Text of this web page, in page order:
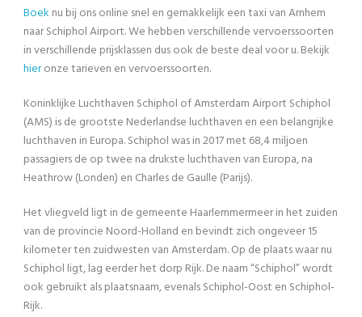
Boek nu bij ons online snel en gemakkelijk een taxi van Arnhem
naar Schiphol Airport. We hebben verschillende vervoerssoorten
in verschillende prijsklassen dus ook de beste deal voor u. Bekijk
hieronze tarieven en vervoerssoorten.
Koninklijke Luchthaven Schiphol of Amsterdam Airport Schiphol
(AMS) is de grootste Nederlandse luchthaven en een belangrijke
luchthaven in Europa. Schiphol was in 2017 met 68,4 miljoen
passagiers de op twee na drukste luchthaven van Europa, na
Heathrow (Londen) en Charles de Gaulle (Parijs).
Het vliegveld ligt in de gemeente Haarlemmermeer in het zuiden
van de provincie Noord-Holland en bevindt zich ongeveer 15
kilometer ten zuidwesten van Amsterdam. Op de plaats waar nu
Schiphol ligt, lag eerder het dorp Rijk. De naam “Schiphol” wordt
ook gebruikt als plaatsnaam, evenals Schiphol-Oost en Schiphol-
Rijk.